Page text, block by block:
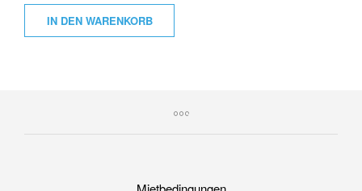
IN DEN WARENKORB